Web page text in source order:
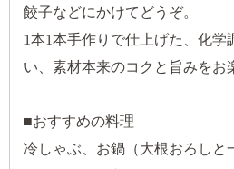
餃子などにかけてどうぞ。
1本1本手作りで仕上げた、化学
い、素材本来のコクと旨みをお
■おすすめの料理
冷しゃぶ、お鍋（大根おろしと